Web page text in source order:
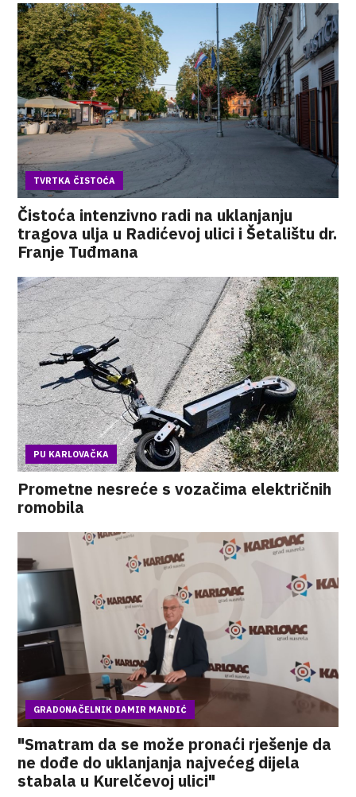
TVRTKA ČISTOĆA
Čistoća intenzivno radi na uklanjanju
tragova ulja u Radićevoj ulici i Šetalištu dr.
Franje Tuđmana
PU KARLOVAČKA
Prometne nesreće s vozačima električnih
romobila
GRADONAČELNIK DAMIR MANDIĆ
"Smatram da se može pronaći rješenje da
ne dođe do uklanjanja najvećeg dijela
stabala u Kurelčevoj ulici"